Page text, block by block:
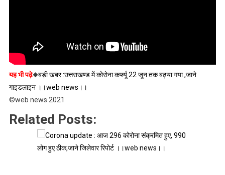
यह भी पढ़े◆बड़ी खबर :उत्तराखण्ड में कोरोना कर्फ्यू 22 जून तक बढ़या गया ,जाने
गाइडलाइन ।।web news।।
©web news 2021
Related Posts: